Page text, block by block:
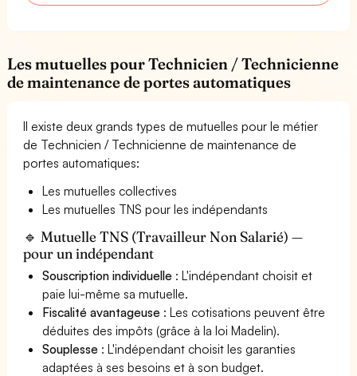
Les mutuelles pour Technicien / Technicienne
de maintenance de portes automatiques
Il existe deux grands types de mutuelles pour le métier
de Technicien / Technicienne de maintenance de
portes automatiques:
Les mutuelles collectives
Les mutuelles TNS pour les indépendants
🔹 Mutuelle TNS (Travailleur Non Salarié) —
pour un indépendant
Souscription individuelle : L'indépendant choisit et
paie lui-même sa mutuelle.
Fiscalité avantageuse : Les cotisations peuvent être
déduites des impôts (grâce à la loi Madelin).
Souplesse : L'indépendant choisit les garanties
adaptées à ses besoins et à son budget.